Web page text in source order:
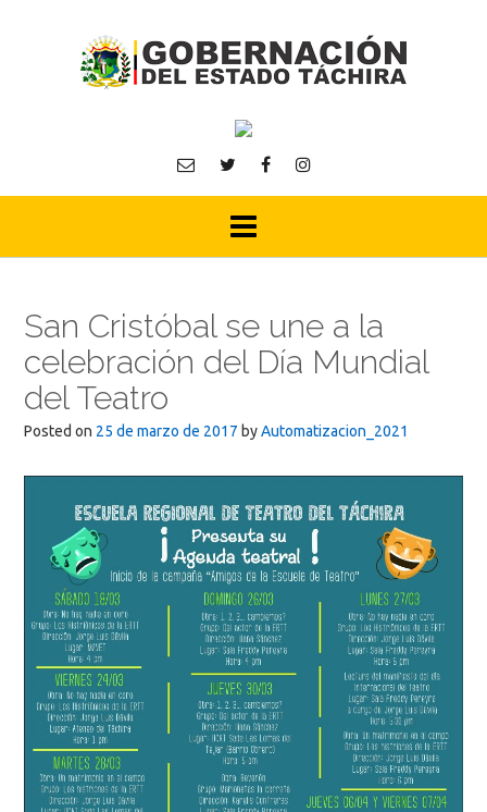
San Cristóbal se une a la
celebración del Día Mundial
del Teatro
Posted on 25 de marzo de 2017 byAutomatizacion_2021